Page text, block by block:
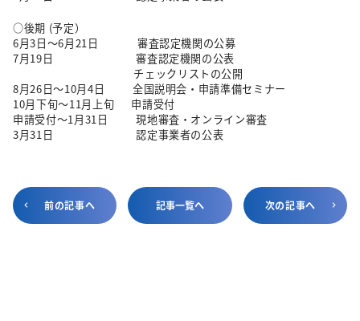
○後期 (予定）
6月3日〜6月21日 審査認定機関の公募
7月19日 審査認定機関の公表
チェックリストの公開
8月26日〜10月4日 全国説明会・申請準備セミナー
10月下旬〜11月上旬 申請受付
申請受付〜1月31日 現地審査・オンライン審査
3月31日 認定事業者の公表
前の記事へ 記事一覧へ 次の記事へ